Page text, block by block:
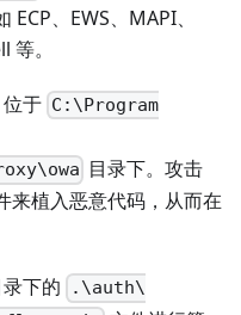
、EWS、MAPI、
。
位于 C:\Program
目录下。攻击
来植入恶意代码，从而在
录下的
.\auth\